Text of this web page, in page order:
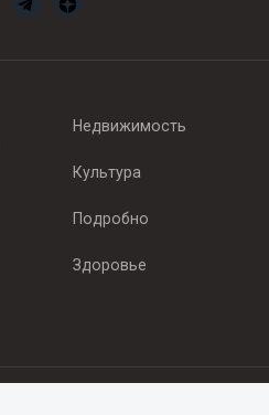
Недвижимость
Культура
Подробно
Здоровье